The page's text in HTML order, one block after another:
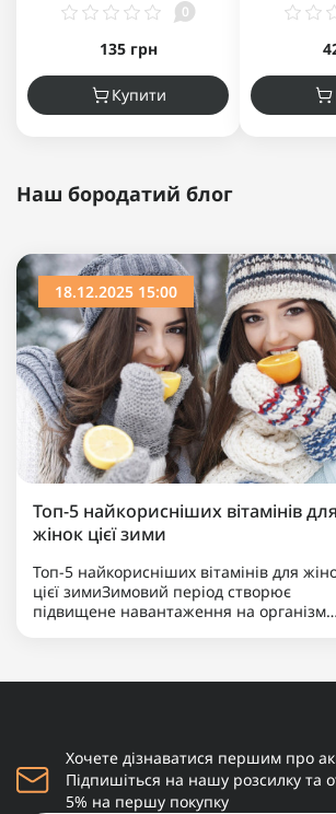
0
135 грн
Купити
Наш бородатий блог
18.12.2025 15:00
Топ-5 найкорисніших вітамінів для
жінок цієї зими
Топ-5 найкорисніших вітамінів для
цієї зимиЗимовий період створює
підвищене навантаження на організм
Хочете дізнаватися першим про
Підпишіться на нашу розсилку та
5% на першу покупку